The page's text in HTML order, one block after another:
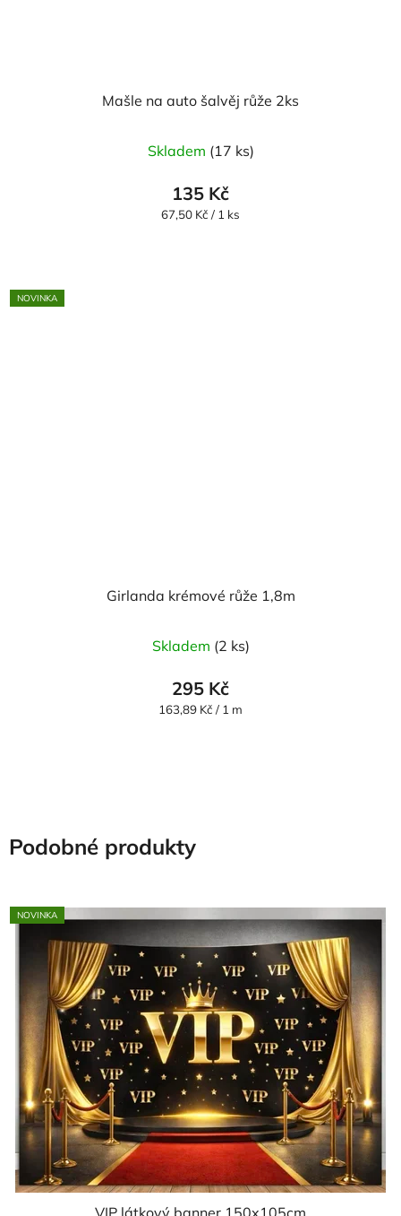
Mašle na auto šalvěj růže 2ks
Skladem (17 ks)
135 Kč
Měrná
67,50 Kč / 1 ks
NOVINKA
Girlanda krémové růže 1,8m
Skladem (2 ks)
295 Kč
Měrná
163,89 Kč / 1 m
Podobné produkty
NOVINKA
VIP látkový banner 150x105cm